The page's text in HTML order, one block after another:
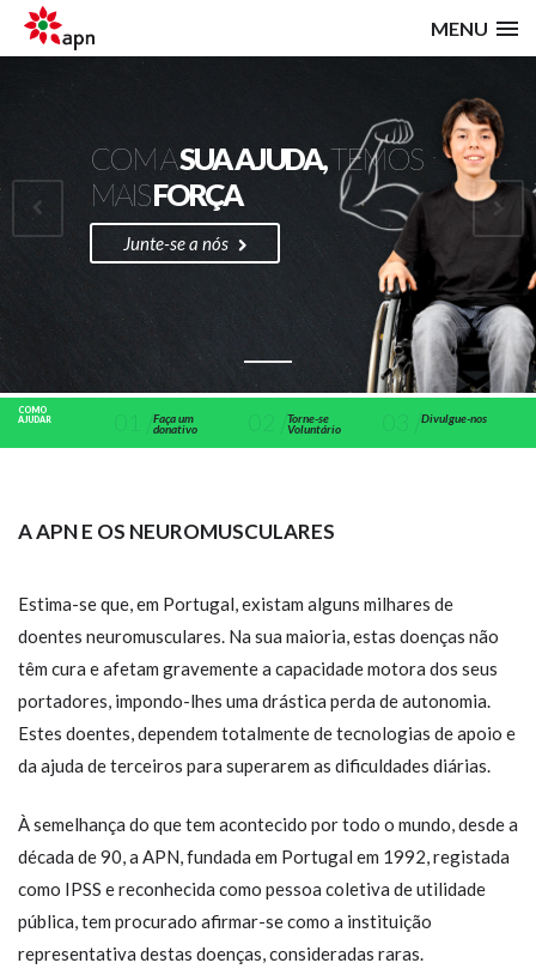
MENU
COM ASUAAJUDA,TEMOS
MAISFORÇA
Junte-se a nós
COMO
AJUDAR
Faça um
donativo
Torne-se
Voluntário
Divulgue-nos
A APN E OS NEUROMUSCULARES
Estima-se que, em Portugal, existam alguns milhares de
doentes neuromusculares. Na sua maioria, estas doenças não
têm cura e afetam gravemente a capacidade motora dos seus
portadores, impondo-lhes uma drástica perda de autonomia.
Estes doentes, dependem totalmente de tecnologias de apoio e
da ajuda de terceiros para superarem as dificuldades diárias.
À semelhança do que tem acontecido por todo o mundo, desde a
década de 90, a APN, fundada em Portugal em 1992, registada
como IPSS e reconhecida como pessoa coletiva de utilidade
pública, tem procurado afirmar-se como a instituição
representativa destas doenças, consideradas raras.